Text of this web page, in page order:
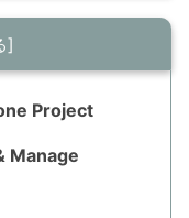
Project
Manage